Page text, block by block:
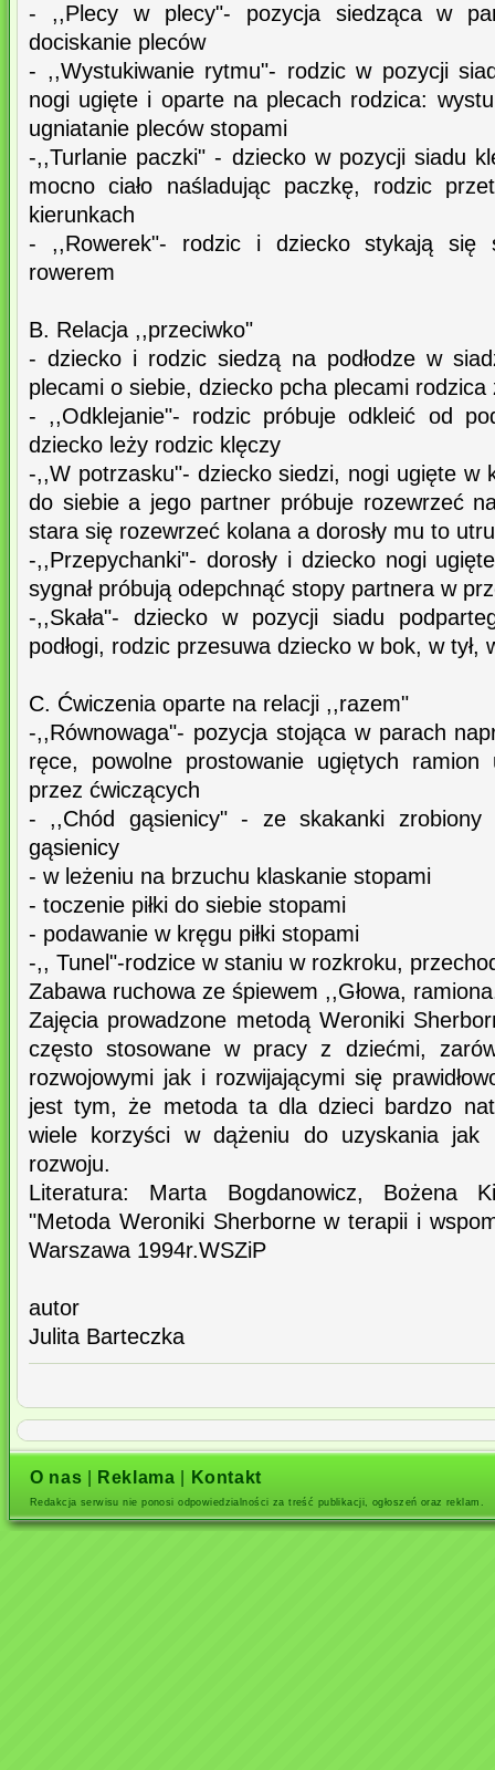
- ,,Plecy w plecy"- pozycja siedząca w
dociskanie pleców
- ,,Wystukiwanie rytmu"- rodzic w pozycji
nogi ugięte i oparte na plecach rodzica:
ugniatanie pleców stopami
-,,Turlanie paczki" - dziecko w pozycji siadu
mocno ciało naśladując paczkę, rodzic
kierunkach
- ,,Rowerek"- rodzic i dziecko stykają się
rowerem
B. Relacja ,,przeciwko"
- dziecko i rodzic siedzą na podłodze w
plecami o siebie, dziecko pcha plecami rodzica
- ,,Odklejanie"- rodzic próbuje odkleić od
dziecko leży rodzic klęczy
-,,W potrzasku"- dziecko siedzi, nogi ugięte w
do siebie a jego partner próbuje rozewrzeć
stara się rozewrzeć kolana a dorosły mu to
-,,Przepychanki"- dorosły i dziecko nogi
sygnał próbują odepchnąć stopy partnera w
-,,Skała"- dziecko w pozycji siadu
podłogi, rodzic przesuwa dziecko w bok, w tył,
C. Ćwiczenia oparte na relacji ,,razem"
-,,Równowaga"- pozycja stojąca w parach
ręce, powolne prostowanie ugiętych ramion
przez ćwiczących
- ,,Chód gąsienicy" - ze skakanki zrobiony
gąsienicy
- w leżeniu na brzuchu klaskanie stopami
- toczenie piłki do siebie stopami
- podawanie w kręgu piłki stopami
-,, Tunel"-rodzice w staniu w rozkroku,
Zabawa ruchowa ze śpiewem ,,Głowa,
Zajęcia prowadzone metodą Weroniki
często stosowane w pracy z dziećmi,
rozwojowymi jak i rozwijającymi się
jest tym, że metoda ta dla dzieci bardzo
wiele korzyści w dążeniu do uzyskania jak
rozwoju.
Literatura: Marta Bogdanowicz, Bożena
"Metoda Weroniki Sherborne w terapii i
Warszawa 1994r.WSZiP
autor
Julita Barteczka
O nas Reklama Kontakt
Redakcja serwisu nie ponosi odpowiedzialności za treść publikacji, ogłoszeń oraz reklam.